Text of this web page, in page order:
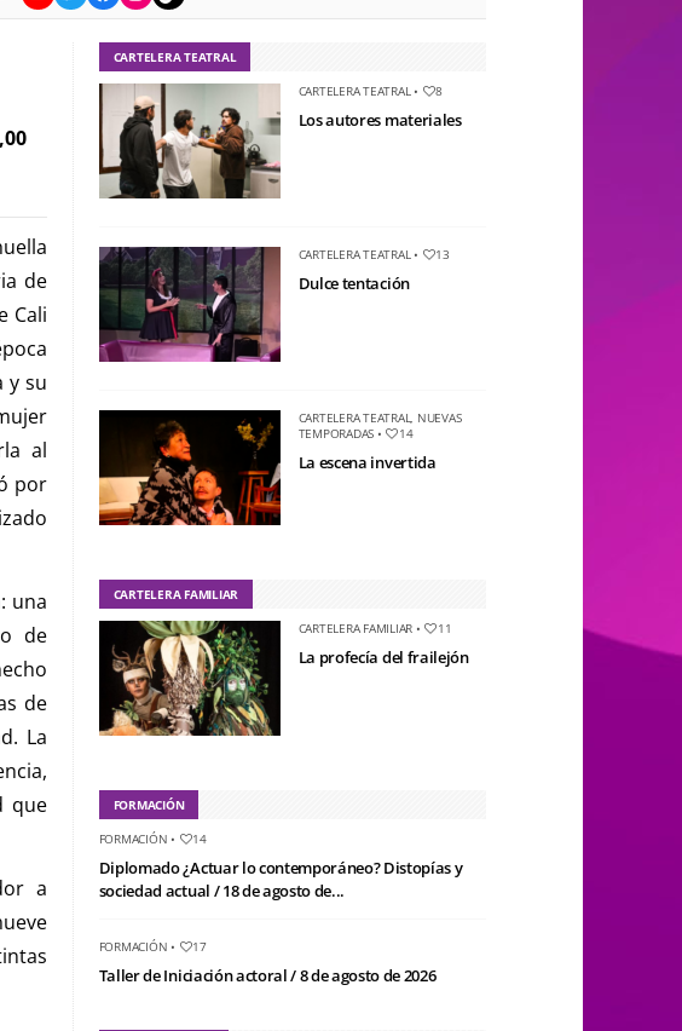
de
Cali
y su
al
por
una
de
de
La
que
a
CARTELERA TEATRAL
CARTELERA TEATRAL• 8
Los autores materiales
CARTELERA TEATRAL• 13
Dulce tentación
CARTELERA TEATRAL, NUEVAS
TEMPORADAS • 14
La escena invertida
CARTELERA FAMILIAR
CARTELERA FAMILIAR • 11
La profecía del frailejón
FORMACIÓN
FORMACIÓN • 14
Diplomado ¿Actuar lo contemporáneo? Distopías y
sociedad actual / 18 de agosto de...
FORMACIÓN • 17
Taller de Iniciación actoral / 8 de agosto de 2026